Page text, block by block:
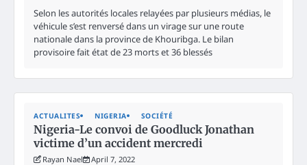
Selon les autorités locales relayées par plusieurs médias, le
véhicule s’est renversé dans un virage sur une route
nationale dans la province de Khouribga. Le bilan
provisoire fait état de 23 morts et 36 blessés
ACTUALITES NIGERIA SOCIÉTÉ
Nigeria-Le convoi de Goodluck Jonathan
victime d’un accident mercredi
Rayan Nael April 7, 2022